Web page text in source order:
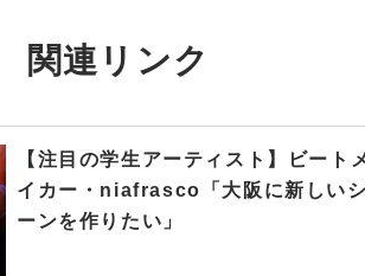
関連リンク
【注目の学生アーティスト】ビート
イカー・niafrasco「大阪に新しい
ーンを作りたい」